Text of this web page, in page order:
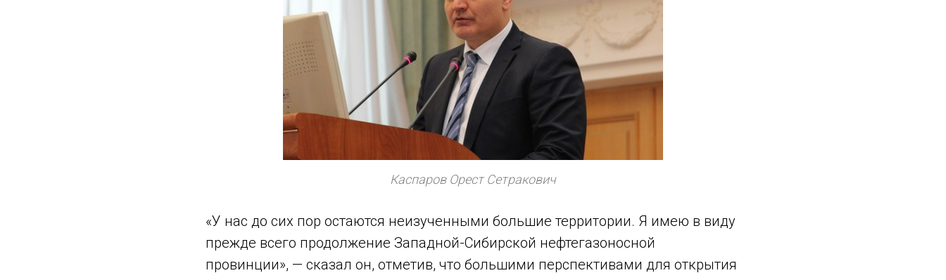
Каспаров Орест Сетракович
«У нас до сих пор остаются неизученными большие территории. Я имею в виду
прежде всего продолжение Западной-Сибирской нефтегазоносной
провинции», — сказал он, отметив, что большими перспективами для открытия